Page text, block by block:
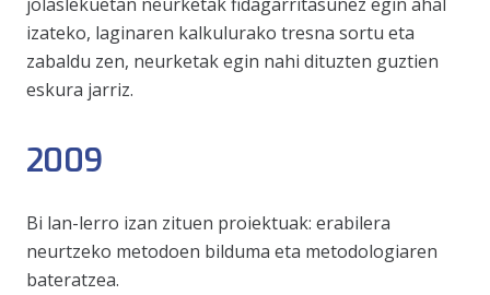
izateko, laginaren kalkulurako tresna sortu eta
zabaldu zen, neurketak egin nahi dituzten guztien
eskura jarriz.
2009
Bi lan-lerro izan zituen proiektuak: erabilera
neurtzeko metodoen bilduma eta metodologiaren
bateratzea.